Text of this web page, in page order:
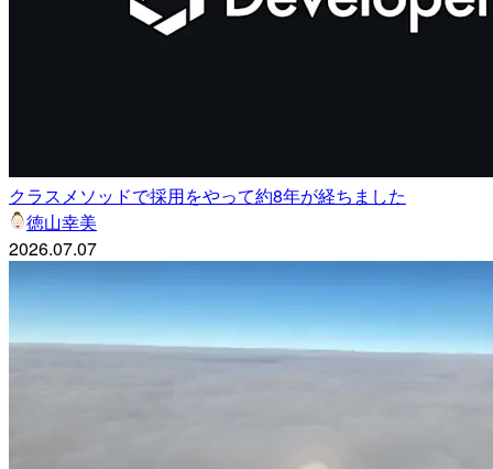
クラスメソッドで採用をやって約8年が経ちました
徳山幸美
2026.07.07